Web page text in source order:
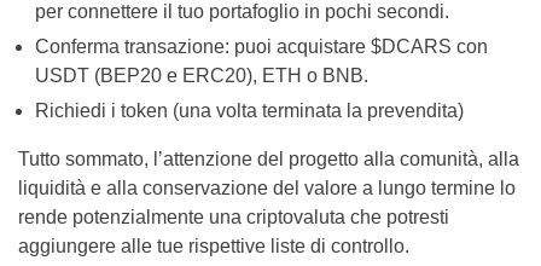
per connettere il tuo portafoglio in pochi secondi.
Conferma transazione: puoi acquistare $DCARS con
USDT (BEP20 e ERC20), ETH o BNB.
Richiedi i token (una volta terminata la prevendita)
Tutto sommato, l’attenzione del progetto alla comunità, alla
liquidità e alla conservazione del valore a lungo termine lo
rende potenzialmente una criptovaluta che potresti
aggiungere alle tue rispettive liste di controllo.